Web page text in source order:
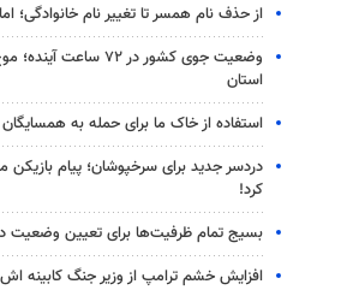
از حذف نام همسر تا تغییر نام خانوادگی؛
استان
استفاده از خاک ما برای حمله به
دردسر جدید برای سرخپوشان؛ پیام بازیکن
کرد!
بسیج تمام ظرفیت‌ها برای تعیین وضعیت دیگر
افزایش خشم ترامپ از وزیر جنگ کابینه اش